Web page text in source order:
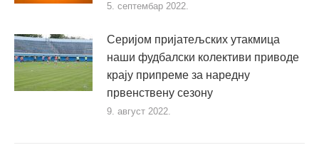
5. септембар 2022.
Серијом пријатељских утакмица
наши фудбалски колективи приводе
крају припреме за наредну
првенствену сезону
9. август 2022.